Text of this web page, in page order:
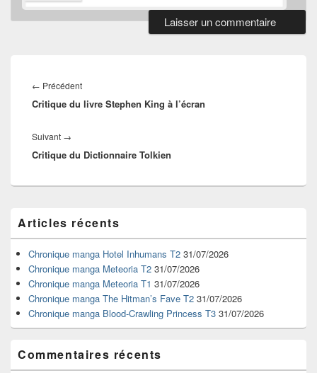
de
l’article
← PrécédentArticle
précédent :
Critique du livre Stephen King à l’écran
Suivant →
suivant :
Critique du Dictionnaire Tolkien
principale
de
widget
pour
barre
latérale
Articles récents
Chronique manga Hotel Inhumans T2 31/07/2026
Chronique manga Meteoria T2 31/07/2026
Chronique manga Meteoria T1 31/07/2026
Chronique manga The Hitman’s Fave T2 31/07/2026
Chronique manga Blood-Crawling Princess T3 31/07/2026
Commentaires récents